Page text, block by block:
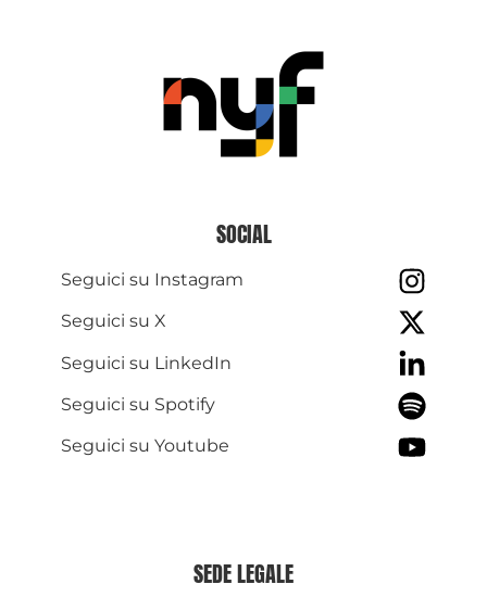
SEDE LEGALE
SOCIAL
Seguici su Instagram
Seguici su X
Seguici su LinkedIn
Seguici su Spotify
Seguici su Youtube